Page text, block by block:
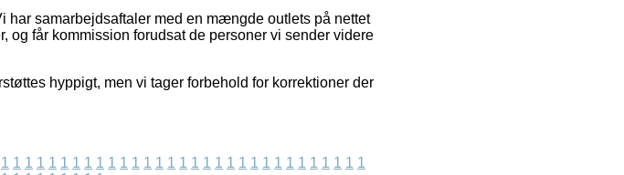
har samarbejdsaftaler med en mængde outlets på nettet
og får kommission forudsat de personer vi sender videre
hyppigt, men vi tager forbehold for korrektioner der
1 1 1 1 1 1 1 1 1 1 1 1 1 1 1 1 1 1 1 1 1 1 1 1 1 1 1 1 1 1 1